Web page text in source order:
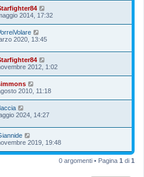
2014, 17:32
2020, 13:45
2012, 1:02
2010, 11:18
2024, 14:27
2019, 19:48
0 argomenti • Pagina 1 di 1